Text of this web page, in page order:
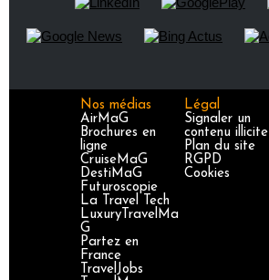
Nos médias
AirMaG
Brochures en
ligne
CruiseMaG
DestiMaG
Futuroscopie
La Travel Tech
LuxuryTravelMa
G
Partez en
France
TravelJobs
Légal
Signaler un
contenu illicite
Plan du site
RGPD
Cookies